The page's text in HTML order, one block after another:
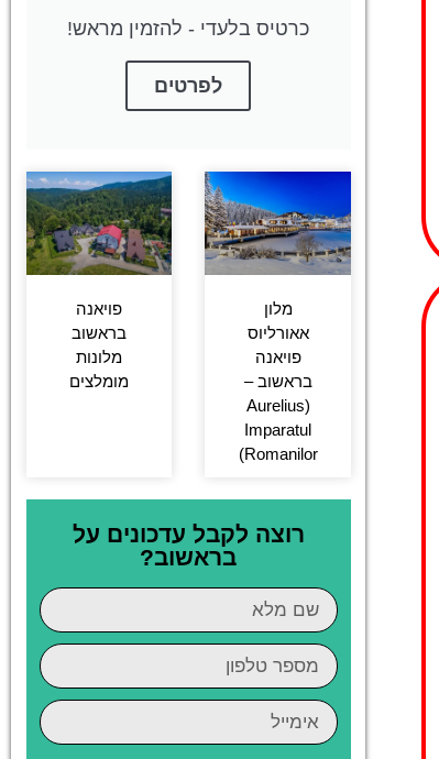
כרטיס בלעדי - להזמין מראש!
לפרטים
מלון
אאורליוס
פויאנה
בראשוב –
(Aurelius
Imparatul
Romanilor)
פויאנה
בראשוב
מלונות
מומלצים
רוצה לקבל עדכונים על
בראשוב?